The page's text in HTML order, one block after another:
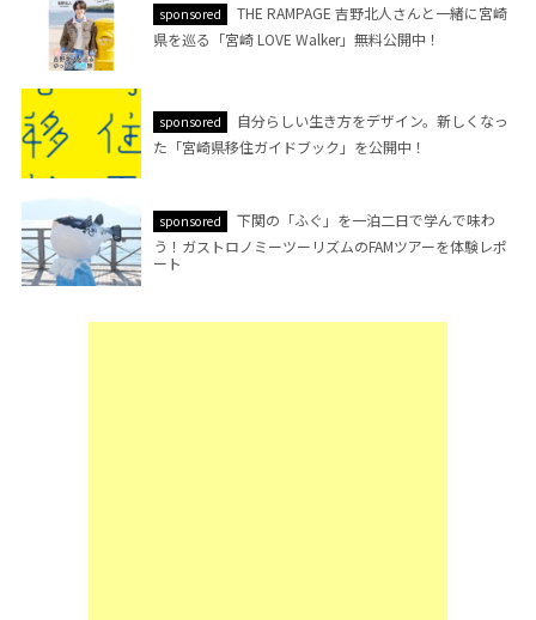
sponsored
THE RAMPAGE 吉野北人さんと一緒に宮崎
県を巡る「宮崎 LOVE Walker」無料公開中！
sponsored
自分らしい生き方をデザイン。新しくなっ
た「宮崎県移住ガイドブック」を公開中！
sponsored
下関の「ふぐ」を一泊二日で学んで味わ
う！ガストロノミーツーリズムのFAMツアーを体験レポ
ート